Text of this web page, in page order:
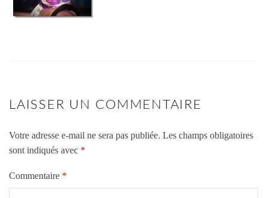
LAISSER UN COMMENTAIRE
Votre adresse e-mail ne sera pas publiée. Les champs obligatoires
sont indiqués avec *
Commentaire *